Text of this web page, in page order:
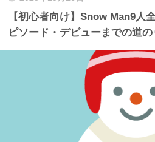
【初心者向け】Snow Man9人
ピソード・デビューまでの道の